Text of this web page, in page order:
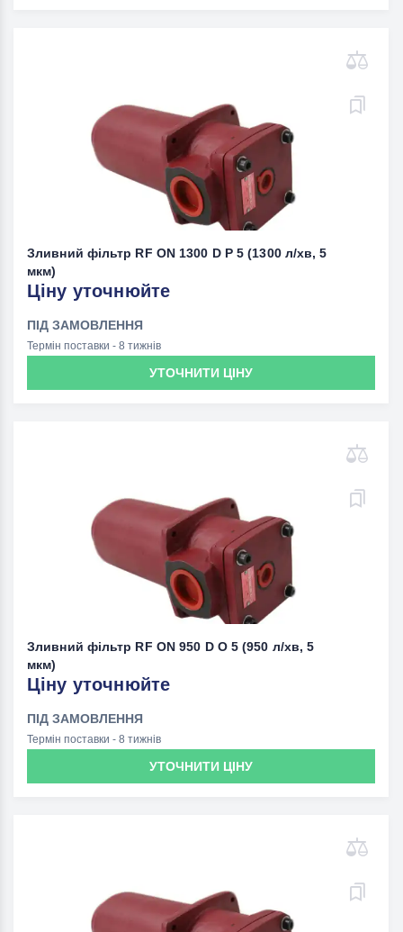
Зливний фільтр RF ON 1300 D P 5 (1300 л/хв, 5
мкм)
Ціну уточнюйте
ПІД ЗАМОВЛЕННЯ
Термін поставки - 8 тижнів
УТОЧНИТИ ЦІНУ
Зливний фільтр RF ON 950 D O 5 (950 л/хв, 5
мкм)
Ціну уточнюйте
ПІД ЗАМОВЛЕННЯ
Термін поставки - 8 тижнів
УТОЧНИТИ ЦІНУ